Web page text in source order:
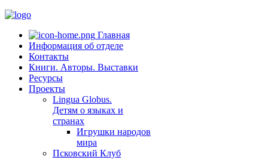
Главная
Информация об отделе
Контакты
Книги. Авторы. Выставки
Ресурсы
Проекты
Lingua Globus.
Детям о языках и
странах
Игрушки народов
мира
Псковский Клуб